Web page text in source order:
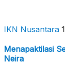
IKN Nusantara
Menapaktilasi
Neira